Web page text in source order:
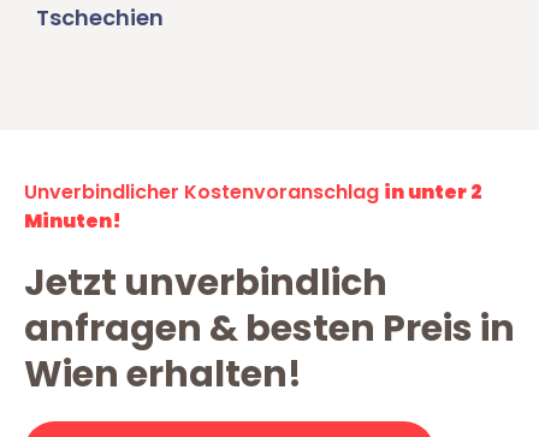
Tschechien
Unverbindlicher Kostenvoranschlag in unter 2
Minuten!
Jetzt unverbindlich
anfragen & besten Preis in
Wien erhalten!